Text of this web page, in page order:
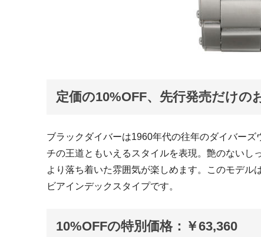
定価の10%OFF、先行発売だけの
ブラックダイバーは1960年代の往年のダイバー
チの王道ともいえるスタイルを表現。艶のないし
より落ち着いた雰囲気が楽しめます。このモデル
ビアインデックスタイプです。
10%OFFの特別価格：￥63,360